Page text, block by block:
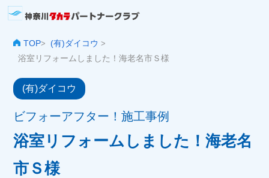
TOP> (有)ダイコウ>
浴室リフォームしました！海老名市Ｓ様
(有)ダイコウ
ビフォーアフター！施工事例
浴室リフォームしました！海老名
市Ｓ様